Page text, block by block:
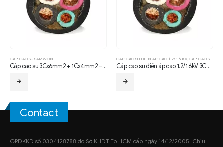
CÁP CAO SU SAMWON
Cáp cao su 3Cx6mm2 + 1Cx4mm2 – SAMWON
CÁP CAO SU ĐIỆN ÁP CAO 1.2/ 1.6 KV, CÁP CAO SU SAMWON
Cáp cao su điện áp cao 1.2/1.6kV 3Cx25mm2 + 1Cx16mm2 – SAMWON
Contact
GPĐKKD số 0304128788 do Sở KHĐT Tp.HCM cấp ngày 14/12/2005. Chịu